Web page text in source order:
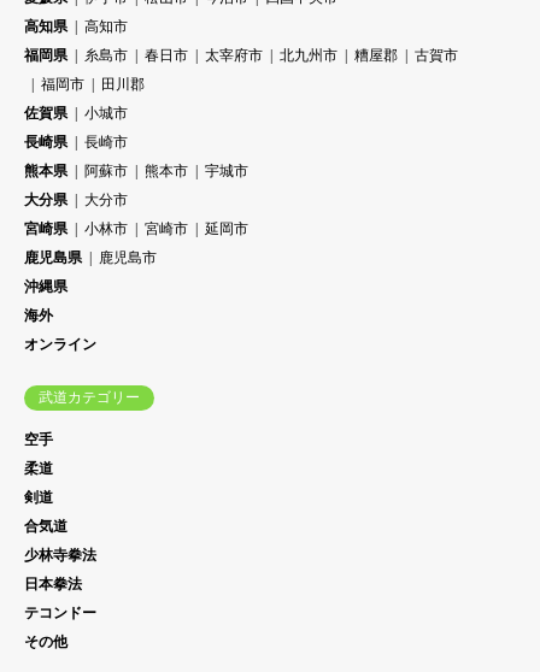
高知県
高知市
福岡県
糸島市 春日市 太宰府市 北九州市 糟屋郡
古賀市
福岡市
田川郡
佐賀県
小城市
長崎県
長崎市
熊本県
阿蘇市 熊本市
宇城市
大分県
大分市
宮崎県
小林市 宮崎市
延岡市
鹿児島県
鹿児島市
沖縄県
海外
オンライン
武道カテゴリー
空手
柔道
剣道
合気道
少林寺拳法
日本拳法
テコンドー
その他